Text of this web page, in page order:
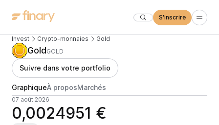
S'inscrire
Invest Crypto-monnaies Gold
GoldGOLD
Suivre dans votre portfolio
GraphiqueÀ proposMarchés
07 août 2026
0,0024951 €